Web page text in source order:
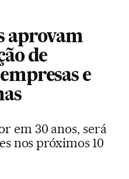
aprovam
de
e
em 30 anos, será
nos próximos 10